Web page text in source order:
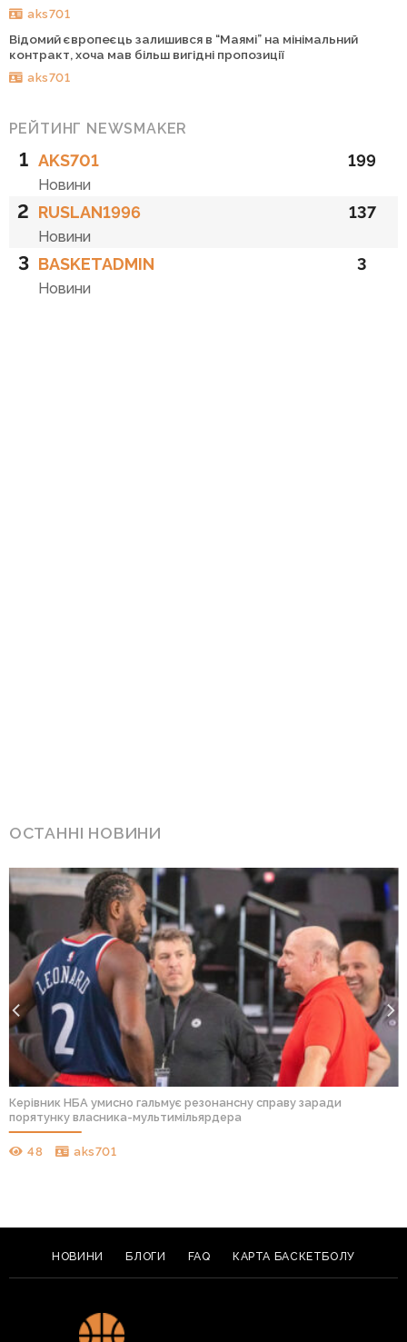
aks701
Відомий європеєць залишився в “Маямі” на мінімальний
контракт, хоча мав більш вигідні пропозиції
aks701
РЕЙТИНГ NEWSMAKER
1 AKS701
Новини
199
2 RUSLAN1996
Новини
137
3 BASKETADMIN
Новини
3
ОСТАННІ НОВИНИ
Керівник НБА умисно гальмує резонансну справу заради
порятунку власника-мультимільярдера
48 aks701
НОВИНИ БЛОГИ FAQ КАРТА БАСКЕТБОЛУ